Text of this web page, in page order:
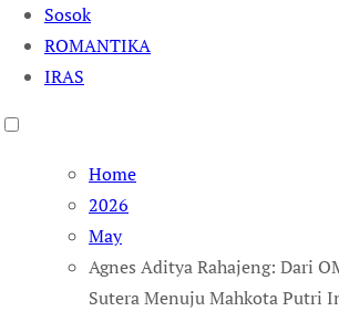
Sosok
ROMANTIKA
IRAS
Home
2026
May
Agnes Aditya Rahajeng: Dari
Sutera Menuju Mahkota Putri